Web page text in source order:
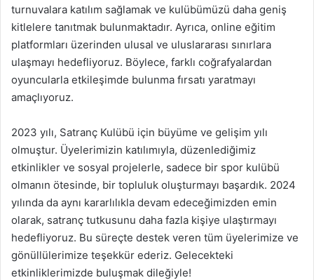
turnuvalara katılım sağlamak ve kulübümüzü daha geniş
kitlelere tanıtmak bulunmaktadır. Ayrıca, online eğitim
platformları üzerinden ulusal ve uluslararası sınırlara
ulaşmayı hedefliyoruz. Böylece, farklı coğrafyalardan
oyuncularla etkileşimde bulunma fırsatı yaratmayı
amaçlıyoruz.
2023 yılı, Satranç Kulübü için büyüme ve gelişim yılı
olmuştur. Üyelerimizin katılımıyla, düzenlediğimiz
etkinlikler ve sosyal projelerle, sadece bir spor kulübü
olmanın ötesinde, bir topluluk oluşturmayı başardık. 2024
yılında da aynı kararlılıkla devam edeceğimizden emin
olarak, satranç tutkusunu daha fazla kişiye ulaştırmayı
hedefliyoruz. Bu süreçte destek veren tüm üyelerimize ve
gönüllülerimize teşekkür ederiz. Gelecekteki
etkinliklerimizde buluşmak dileğiyle!